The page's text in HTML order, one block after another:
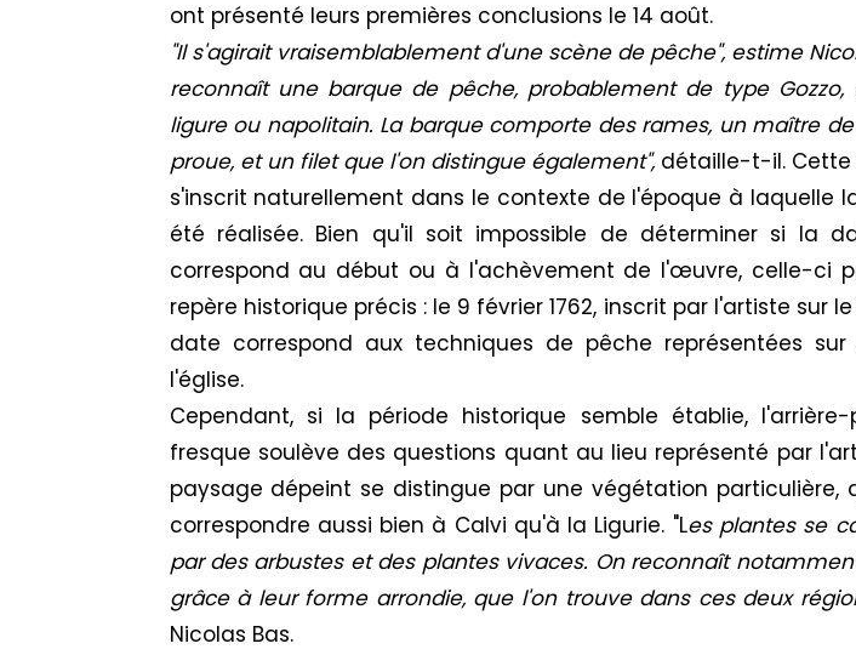
ont présenté leurs premières conclusions le 14 août.
"Il s'agirait vraisemblablement d'une scène de pêche", estime
reconnaît une barque de pêche, probablement de type
ligure ou napolitain. La barque comporte des rames, un maître
proue, et un filet que l'on distingue également",détaille-t-il. Cette
s'inscrit naturellement dans le contexte de l'époque à laquelle
été réalisée. Bien qu'il soit impossible de déterminer si la
correspond au début ou à l'achèvement de l'œuvre, celle-ci
repère historique précis : le 9 février 1762, inscrit par l'artiste sur
date correspond aux techniques de pêche représentées
l'église.
Cependant, si la période historique semble établie,
fresque soulève des questions quant au lieu représenté par
paysage dépeint se distingue par une végétation particulière,
correspondre aussi bien à Calvi qu'à la Ligurie. "Les plantes se
par des arbustes et des plantes vivaces. On reconnaît
grâce à leur forme arrondie, que l'on trouve dans ces deux
Nicolas Bas.